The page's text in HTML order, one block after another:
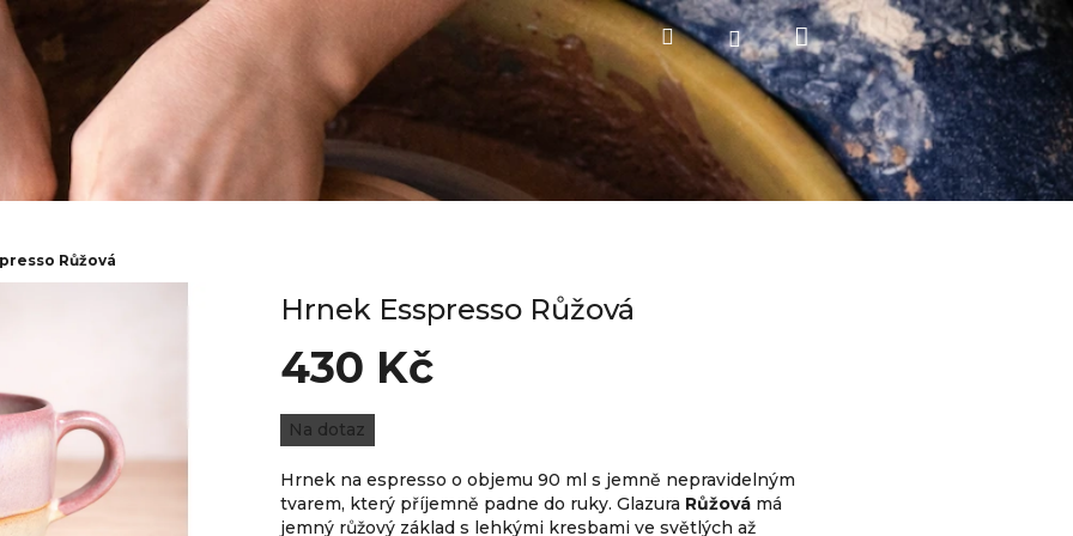
HledatPřihlášeníNákupní
košík
Růžová
Hrnek Esspresso Růžová
430 Kč
Měrná
cena:
Na dotaz
Hrnek na espresso o objemu 90 ml s jemně nepravidelným
tvarem, který příjemně padne do ruky. Glazura Růžová má
jemný růžový základ s lehkými kresbami ve světlých až